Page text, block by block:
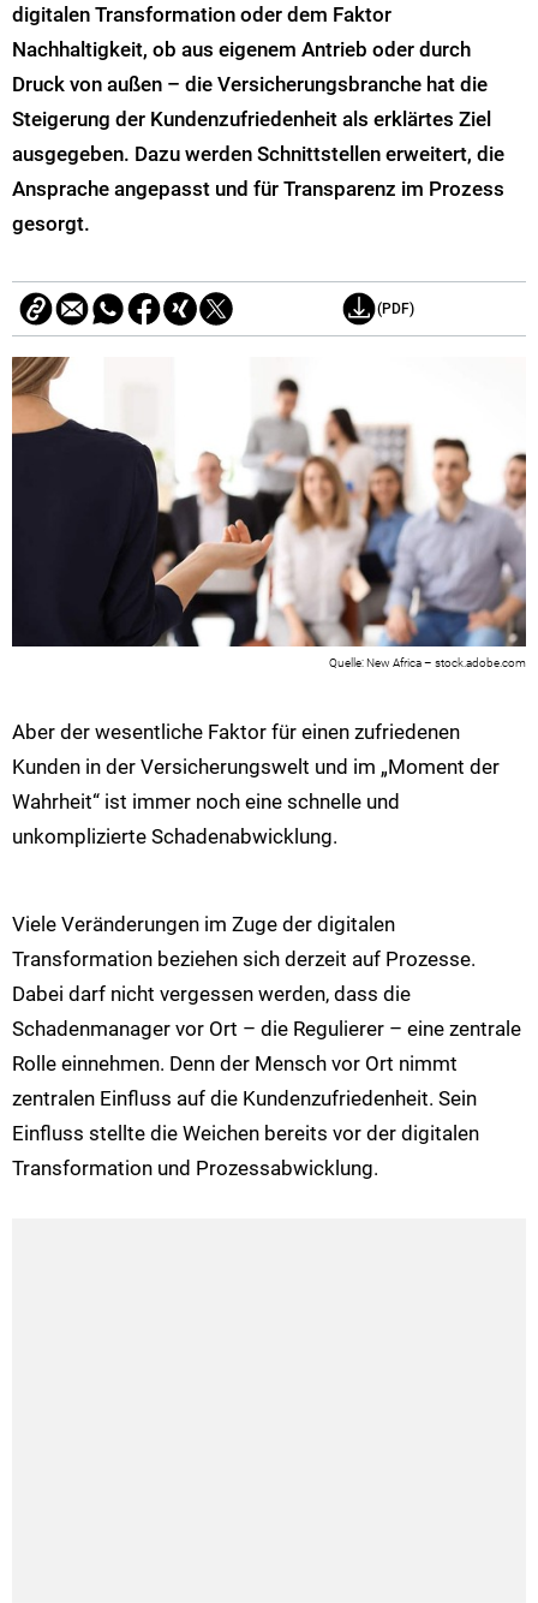
digitalen Transformation oder dem Faktor
Nachhaltigkeit, ob aus eigenem Antrieb oder durch
Druck von außen – die Versicherungsbranche hat die
Steigerung der Kundenzufriedenheit als erklärtes Ziel
ausgegeben. Dazu werden Schnittstellen erweitert, die
Ansprache angepasst und für Transparenz im Prozess
gesorgt.
(PDF)
New Africa – stock.adobe.com
Aber der wesentliche Faktor für einen zufriedenen
Kunden in der Versicherungswelt und im „Moment der
Wahrheit“ ist immer noch eine schnelle und
unkomplizierte Schadenabwicklung.
Viele Veränderungen im Zuge der digitalen
Transformation beziehen sich derzeit auf Prozesse.
Dabei darf nicht vergessen werden, dass die
Schadenmanager vor Ort – die Regulierer – eine zentrale
Rolle einnehmen. Denn der Mensch vor Ort nimmt
zentralen Einfluss auf die Kundenzufriedenheit. Sein
Einfluss stellte die Weichen bereits vor der digitalen
Transformation und Prozessabwicklung.